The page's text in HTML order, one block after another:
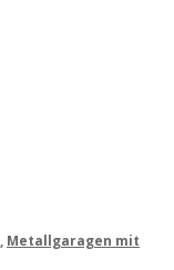
Metallgaragen mit